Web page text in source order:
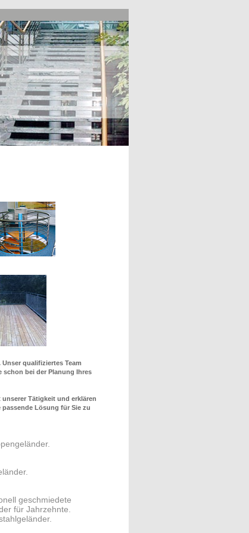
qualifiziertes Team
schon bei der Planung Ihres
Tätigkeit und erklären
Lösung für Sie zu
geschmiedete
für Jahrzehnte.